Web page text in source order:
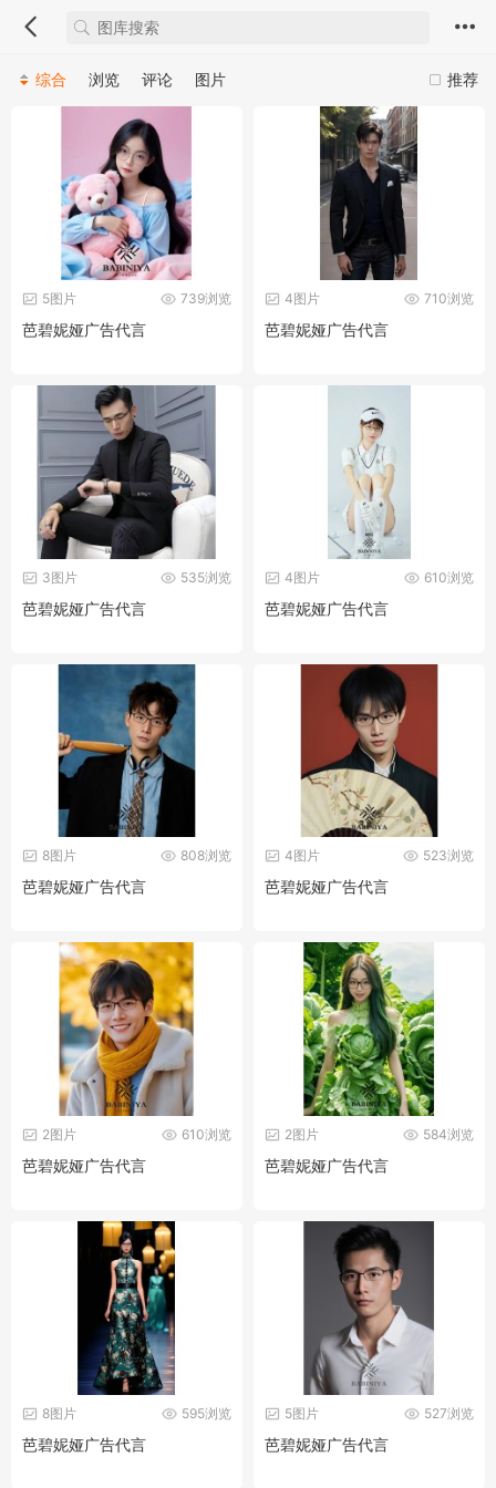
推荐
综合 浏览 评论 图片
739浏览
5图片
芭碧妮娅广告代言
710浏览
4图片
芭碧妮娅广告代言
535浏览
3图片
芭碧妮娅广告代言
610浏览
4图片
芭碧妮娅广告代言
808浏览
8图片
芭碧妮娅广告代言
523浏览
4图片
芭碧妮娅广告代言
610浏览
2图片
芭碧妮娅广告代言
584浏览
2图片
芭碧妮娅广告代言
595浏览
8图片
芭碧妮娅广告代言
527浏览
5图片
芭碧妮娅广告代言